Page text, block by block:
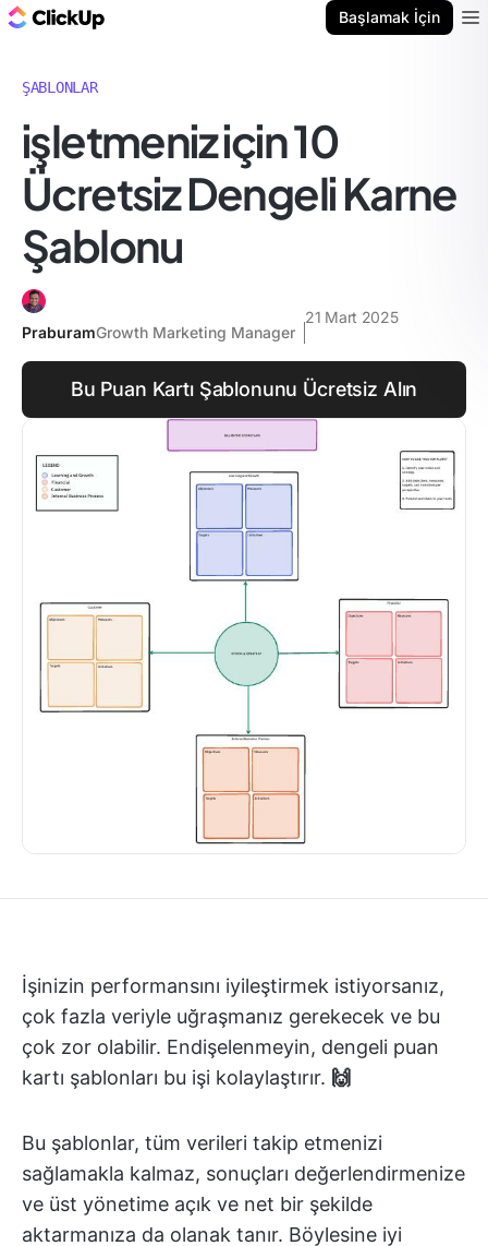
Başlamak İçin
ŞABLONLAR
i̇şletmeniz için 10
Ücretsiz Dengeli Karne
Şablonu
PraburamGrowth Marketing Manager
21 Mart 2025
Bu Puan Kartı Şablonunu Ücretsiz Alın
İşinizin performansını iyileştirmek istiyorsanız,
çok fazla veriyle uğraşmanız gerekecek ve bu
çok zor olabilir. Endişelenmeyin, dengeli puan
kartı şablonları bu işi kolaylaştırır. 🙌
Bu şablonlar, tüm verileri takip etmenizi
sağlamakla kalmaz, sonuçları değerlendirmenize
ve üst yönetime açık ve net bir şekilde
aktarmanıza da olanak tanır. Böylesine iyi